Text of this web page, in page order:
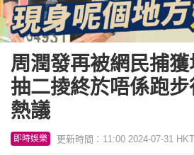
周潤發再被網民捕
抽二掕終於唔係跑
熱議
即時娛樂 更新時間：11:00 2024-07-31 HKT